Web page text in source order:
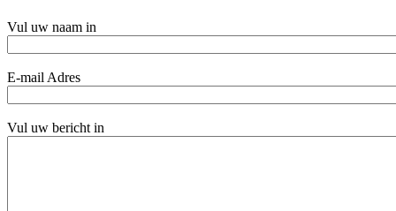
Vul uw naam in
E-mail Adres
Vul uw bericht in